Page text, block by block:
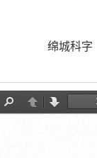
绵城科字